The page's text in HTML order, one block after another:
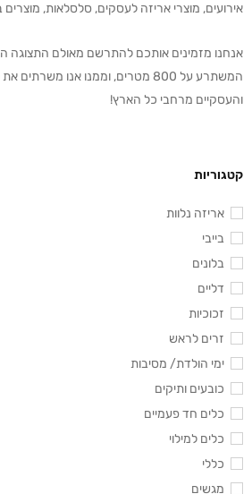
אירועים, מוצרי אריזה לעסקים, סלסלאות, מוצרים
אנחנו מזמינים אותכם להתרשם מאולם התצוגה
המשתרע על 800 מטרים, וממנו אנו
והעסקיים מרחבי כל הארץ!
קטגוריות
אריזה נלוות
בייבי
בלונים
דליים
זכוכיות
זרים לראש
ימי הולדת/ מסיבות
כובעים ותיקים
כלים חד פעמיים
כלים למילוי
כללי
מגשים